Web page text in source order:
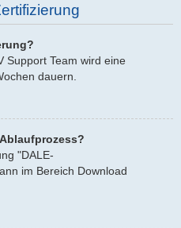
Support Team wird eine
dauern.
"DALE-
im Bereich Download